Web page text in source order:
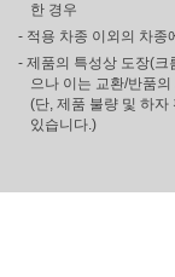
한 경우
- 적용 차종 이외의 차종
- 제품의 특성상 도장(크
으나 이는 교환/반품
(단, 제품 불량 및 하자
있습니다.)